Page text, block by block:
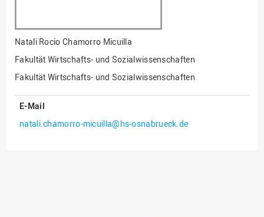
Gesellschaftliches
Hochschulplanung/-
strategie
Natali Rocio Chamorro Micuilla
Fakultät Wirtschafts- und Sozialwissenschaften
Fakultät Wirtschafts- und Sozialwissenschaften
E-Mail
natali.chamorro-micuilla@hs-osnabrueck.de